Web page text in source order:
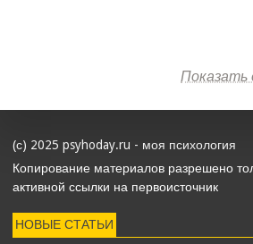
Показать
(с) 2025 psyhoday.ru - моя психология
Копирование материалов разрешено
активной ссылки на первоисточник
НОВЫЕ СТАТЬИ